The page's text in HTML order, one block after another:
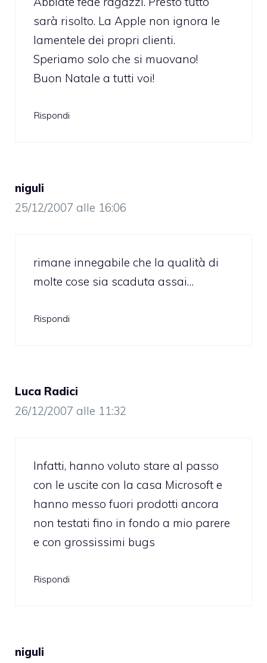
sarà risolto. La Apple non ignora le
lamentele dei propri clienti.
Speriamo solo che si muovano!
Buon Natale a tutti voi!
Rispondi
niguli
25/12/2007 alle 16:06
rimane innegabile che la qualità di
molte cose sia scaduta assai…
Rispondi
Luca Radici
26/12/2007 alle 11:32
Infatti, hanno voluto stare al passo
con le uscite con la casa Microsoft e
hanno messo fuori prodotti ancora
non testati fino in fondo a mio parere
e con grossissimi bugs
Rispondi
niguli